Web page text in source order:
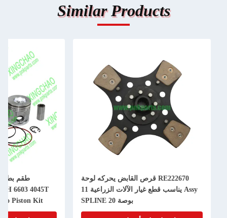
Similar Products
RE222670 قرص القابض يحركه لوحة
Assy يناسب قطع غيار الآلات الزراعية 11
بوصة 20 SPLINE
6603 4045T
Piston Kit